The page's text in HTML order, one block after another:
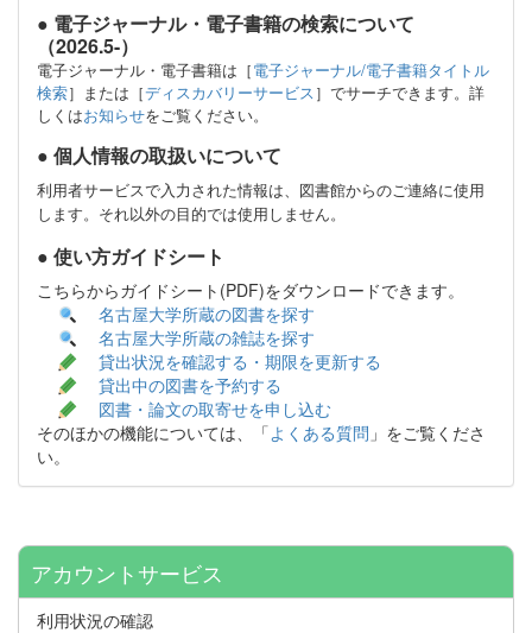
● 電子ジャーナル・電子書籍の検索について
（2026.5-）
電子ジャーナル・電子書籍は［電子ジャーナル/電子書籍タイトル
検索］または［ディスカバリーサービス］でサーチできます。詳
しくはお知らせをご覧ください。
● 個人情報の取扱いについて
利用者サービスで入力された情報は、図書館からのご連絡に使用
します。それ以外の目的では使用しません。
● 使い方ガイドシート
こちらからガイドシート(PDF)をダウンロードできます。
名古屋大学所蔵の図書を探す
名古屋大学所蔵の雑誌を探す
貸出状況を確認する・期限を更新する
貸出中の図書を予約する
図書・論文の取寄せを申し込む
そのほかの機能については、「よくある質問 」をご覧くださ
い。
アカウントサービス
利用状況の確認